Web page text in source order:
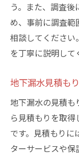
う。また、調査
め、事前に調査
相談してください
を丁寧に説明して
地下漏水見積も
地下漏水の見積も
ら見積もりを取
です。見積もりに
ターサービスや